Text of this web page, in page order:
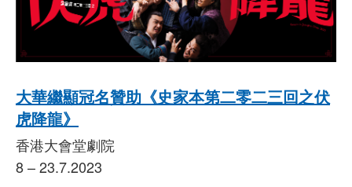
大華繼顯冠名贊助《史家本第二零二三回之伏
虎降龍》
香港大會堂劇院
8 – 23.7.2023